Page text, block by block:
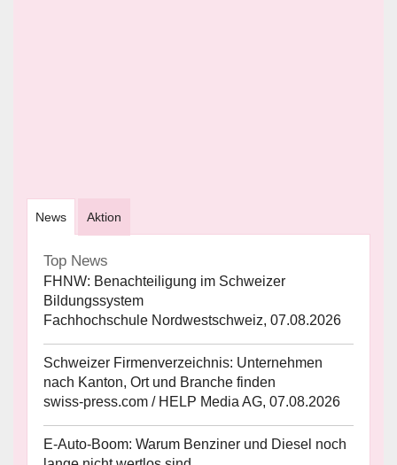
News Aktion
Top News
FHNW: Benachteiligung im Schweizer
Bildungssystem
Fachhochschule Nordwestschweiz, 07.08.2026
Schweizer Firmenverzeichnis: Unternehmen
nach Kanton, Ort und Branche finden
swiss-press.com / HELP Media AG, 07.08.2026
E-Auto-Boom: Warum Benziner und Diesel noch